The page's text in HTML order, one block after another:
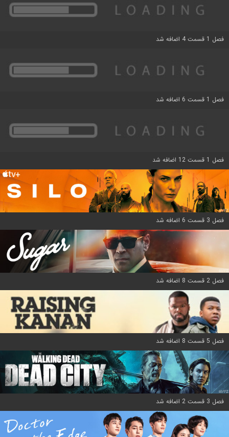
فصل 1 قسمت 4 اضافه شد
فصل 1 قسمت 6 اضافه شد
فصل 1 قسمت 12 اضافه شد
فصل 3 قسمت 6 اضافه شد
فصل 2 قسمت 8 اضافه شد
فصل 5 قسمت 8 اضافه شد
فصل 3 قسمت 2 اضافه شد